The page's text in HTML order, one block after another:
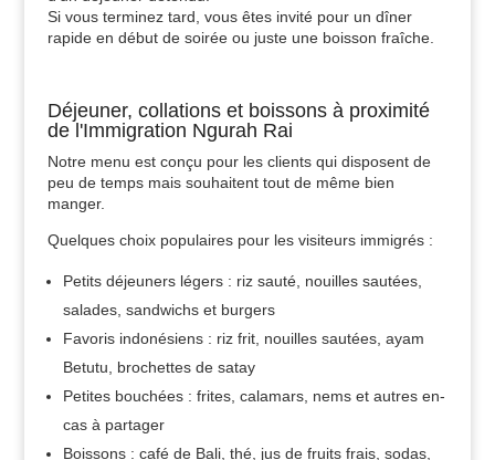
Si vous terminez tard, vous êtes invité pour un dîner
rapide en début de soirée ou juste une boisson fraîche.
Déjeuner, collations et boissons à proximité
de l'Immigration Ngurah Rai
Notre menu est conçu pour les clients qui disposent de
peu de temps mais souhaitent tout de même bien
manger.
Quelques choix populaires pour les visiteurs immigrés :
Petits déjeuners légers : riz sauté, nouilles sautées,
salades, sandwichs et burgers
Favoris indonésiens : riz frit, nouilles sautées, ayam
Betutu, brochettes de satay
Petites bouchées : frites, calamars, nems et autres en-
cas à partager
Boissons : café de Bali, thé, jus de fruits frais, sodas,